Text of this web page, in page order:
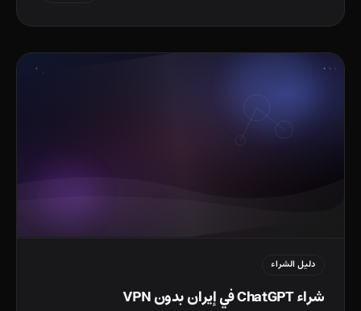
دليل الشراء
شراء ChatGPT في إيران بدون VPN